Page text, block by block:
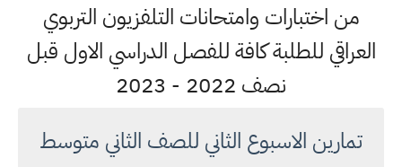
من اختبارات وامتحانات التلفزيون التربوي
العراقي للطلبة كافة للفصل الدراسي الاول قبل
نصف 2022 - 2023
تمارين الاسبوع الثاني للصف الثاني متوسط